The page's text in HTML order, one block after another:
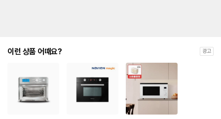
이런 상품 어때요? 광고